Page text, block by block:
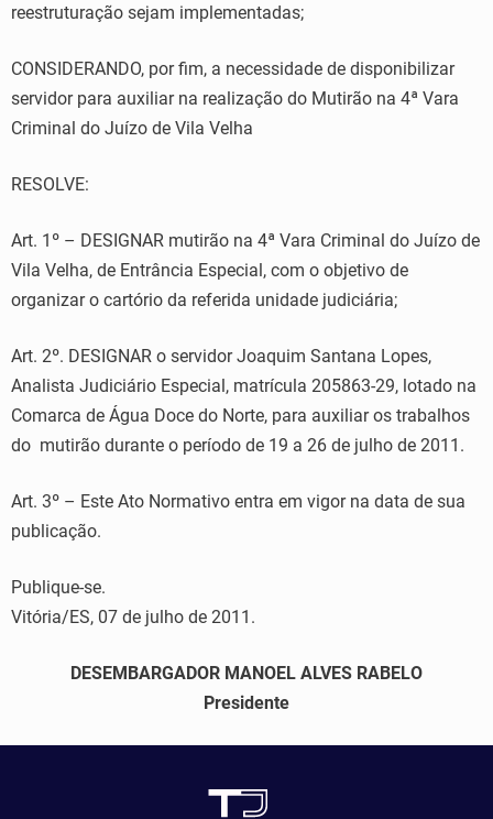
reestruturação sejam implementadas;
CONSIDERANDO, por fim, a necessidade de disponibilizar
servidor para auxiliar na realização do Mutirão na 4ª Vara
Criminal do Juízo de Vila Velha
RESOLVE:
Art. 1º – DESIGNAR mutirão na 4ª Vara Criminal do Juízo de
Vila Velha, de Entrância Especial, com o objetivo de
organizar o cartório da referida unidade judiciária;
Art. 2º. DESIGNAR o servidor Joaquim Santana Lopes,
Analista Judiciário Especial, matrícula 205863-29, lotado na
Comarca de Água Doce do Norte, para auxiliar os trabalhos
do mutirão durante o período de 19 a 26 de julho de 2011.
Art. 3º – Este Ato Normativo entra em vigor na data de sua
publicação.
Publique-se.
Vitória/ES, 07 de julho de 2011.
DESEMBARGADOR MANOEL ALVES RABELO
Presidente